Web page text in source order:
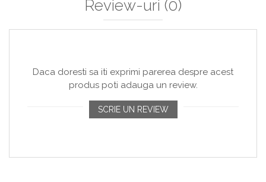
Review-uri (0)
Daca doresti sa iti exprimi parerea despre acest
produs poti adauga un review.
SCRIE UN REVIEW